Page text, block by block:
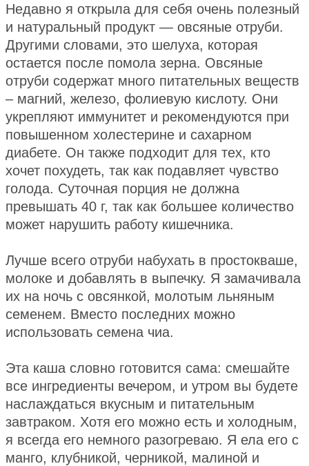
Недавно я открыла для себя очень полезный
и натуральный продукт — овсяные отруби.
Другими словами, это шелуха, которая
остается после помола зерна. Овсяные
отруби содержат много питательных веществ
– магний, железо, фолиевую кислоту. Они
укрепляют иммунитет и рекомендуются при
повышенном холестерине и сахарном
диабете. Он также подходит для тех, кто
хочет похудеть, так как подавляет чувство
голода. Суточная порция не должна
превышать 40 г, так как большее количество
может нарушить работу кишечника.
Лучше всего отруби набухать в простокваше,
молоке и добавлять в выпечку. Я замачивала
их на ночь с овсянкой, молотым льняным
семенем. Вместо последних можно
использовать семена чиа.
Эта каша словно готовится сама: смешайте
все ингредиенты вечером, и утром вы будете
наслаждаться вкусным и питательным
завтраком. Хотя его можно есть и холодным,
я всегда его немного разогреваю. Я ела его с
манго, клубникой, черникой, малиной и